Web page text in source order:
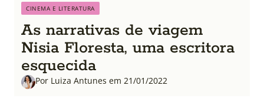
CINEMA E LITERATURA
As narrativas de viagem
Nisia Floresta, uma escritora
esquecida
Por Luiza Antunes em 21/01/2022